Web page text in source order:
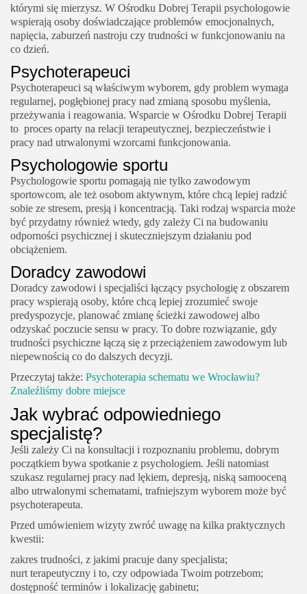
którymi się mierzysz. W Ośrodku Dobrej Terapii psychologowie
wspierają osoby doświadczające problemów emocjonalnych,
napięcia, zaburzeń nastroju czy trudności w funkcjonowaniu na
co dzień.
Psychoterapeuci
Psychoterapeuci są właściwym wyborem, gdy problem wymaga
regularnej, pogłębionej pracy nad zmianą sposobu myślenia,
przeżywania i reagowania. Wsparcie w Ośrodku Dobrej Terapii
to proces oparty na relacji terapeutycznej, bezpieczeństwie i
pracy nad utrwalonymi wzorcami funkcjonowania.
Psychologowie sportu
Psychologowie sportu pomagają nie tylko zawodowym
sportowcom, ale też osobom aktywnym, które chcą lepiej radzić
sobie ze stresem, presją i koncentracją. Taki rodzaj wsparcia może
być przydatny również wtedy, gdy zależy Ci na budowaniu
odporności psychicznej i skuteczniejszym działaniu pod
obciążeniem.
Doradcy zawodowi
Doradcy zawodowi i specjaliści łączący psychologię z obszarem
pracy wspierają osoby, które chcą lepiej zrozumieć swoje
predyspozycje, planować zmianę ścieżki zawodowej albo
odzyskać poczucie sensu w pracy. To dobre rozwiązanie, gdy
trudności psychiczne łączą się z przeciążeniem zawodowym lub
niepewnością co do dalszych decyzji.
Przeczytaj także: Psychoterapia schematu we Wrocławiu?
Znaleźliśmy dobre miejsce
Jak wybrać odpowiedniego
specjalistę?
Jeśli zależy Ci na konsultacji i rozpoznaniu problemu, dobrym
początkiem bywa spotkanie z psychologiem. Jeśli natomiast
szukasz regularnej pracy nad lękiem, depresją, niską samooceną
albo utrwalonymi schematami, trafniejszym wyborem może być
psychoterapeuta.
Przed umówieniem wizyty zwróć uwagę na kilka praktycznych
kwestii:
zakres trudności, z jakimi pracuje dany specjalista;
nurt terapeutyczny i to, czy odpowiada Twoim potrzebom;
dostępność terminów i lokalizację gabinetu;